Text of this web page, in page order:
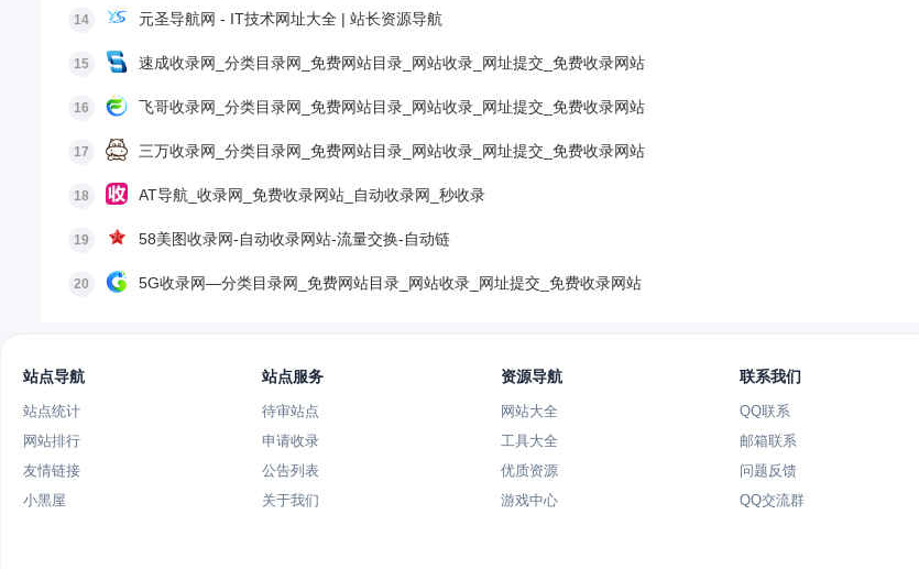
14 元圣导航网 - IT技术网址大全 | 站长资源导航
15 速成收录网_分类目录网_免费网站目录_网站收录_网址提交_免费收录网站
16 飞哥收录网_分类目录网_免费网站目录_网站收录_网址提交_免费收录网站
17 三万收录网_分类目录网_免费网站目录_网站收录_网址提交_免费收录网站
18 AT导航_收录网_免费收录网站_自动收录网_秒收录
19 58美图收录网-自动收录网站-流量交换-自动链
20 5G收录网—分类目录网_免费网站目录_网站收录_网址提交_免费收录网站
站点导航
站点统计
网站排行
友情链接
小黑屋
站点服务
待审站点
申请收录
公告列表
关于我们
资源导航
网站大全
工具大全
优质资源
游戏中心
联系我们
QQ联系
邮箱联系
问题反馈
QQ交流群